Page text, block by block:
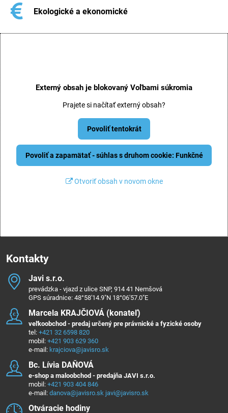
Ekologické a ekonomické
Externý obsah je blokovaný Voľbami súkromia
Prajete si načítať externý obsah?
Povoliť tentokrát
Povoliť a zapamätať - súhlas s druhom cookie: Funkčné
Otvoriť obsah v novom okne
Kontakty
Javi s​.r​.o​.
prevádzka - vjazd z ulice SNP, 914 41 Nemšová
GPS súradnice: 48°58'14.9"N 18°06'57.0"E
Marcela KRAJČIOVÁ (konateľ)
veľkoobchod - predaj určený pre právnické a fyzické osoby
tel: +421 32 6598 820
mobil: +421 903 629 360
e-mail: krajciova@javisro.sk
Bc​. Lívia DAŇOVÁ
e-shop a maloobchod - predajňa JAVI s.r.o.
mobil: +421 903 404 846
e-mail: danova@javisro.sk javi@javisro.sk
Otváracie hodiny